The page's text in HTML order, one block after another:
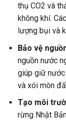
thụ CO2 và
không khí.
lượng bụi và
Bảo vệ
nguồn nước
giúp giữ
và xói mòn
Tạo môi
rừng Nhật